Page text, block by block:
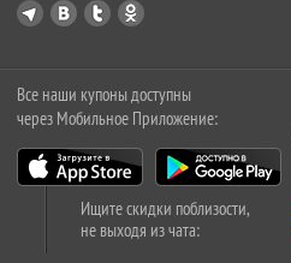
Все наши купоны доступны
через Мобильное Приложение:
Ищите скидки поблизости,
не выходя из чата: